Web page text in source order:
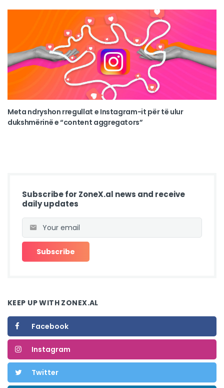
Meta ndryshon rregullat e Instagram-it për të ulur
dukshmërinë e “content aggregators”
Subscribe for ZoneX.al news and receive
daily updates
KEEP UP WITH ZONEX.AL
Facebook
Instagram
Twitter